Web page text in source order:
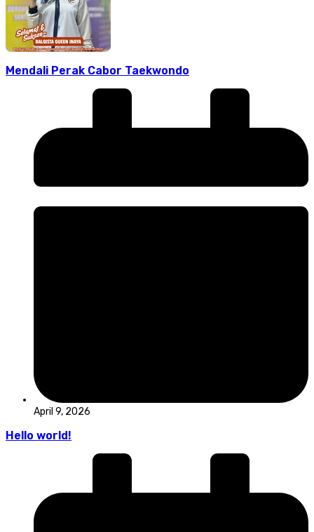
Mendali Perak Cabor Taekwondo
April 9, 2026
Hello world!